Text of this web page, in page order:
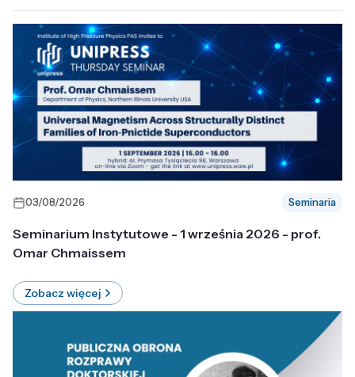
03/08/2026 Seminaria
Seminarium Instytutowe - 1 września 2026 - prof.
Omar Chmaissem
Zobacz więcej